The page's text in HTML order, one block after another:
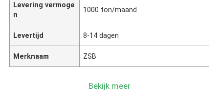
Levering vermoge
n
1000 ton/maand
Levertijd 8-14 dagen
Merknaam ZSB
Bekijk meer